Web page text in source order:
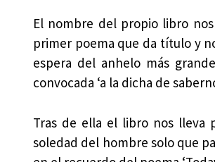
El nombre del propio libro
primer poema que da título y
espera del anhelo más
convocada ‘a la dicha de
Tras de ella el libro nos lleva
soledad del hombre solo que